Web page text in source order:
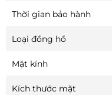
Thời gian bảo hành
Loại đồng hồ
Mặt kính
Kích thước mặt